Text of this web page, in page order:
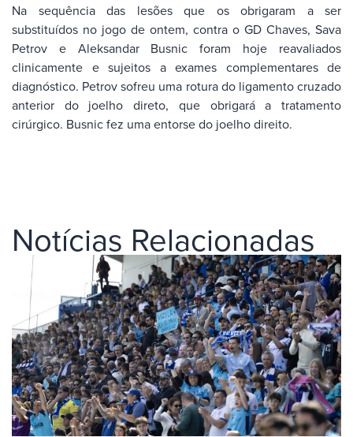
Na sequência das lesões que os obrigaram a ser
substituídos no jogo de ontem, contra o GD Chaves, Sava
Petrov e Aleksandar Busnic foram hoje reavaliados
clinicamente e sujeitos a exames complementares de
diagnóstico. Petrov sofreu uma rotura do ligamento cruzado
anterior do joelho direto, que obrigará a tratamento
cirúrgico. Busnic fez uma entorse do joelho direito.
Notícias Relacionadas